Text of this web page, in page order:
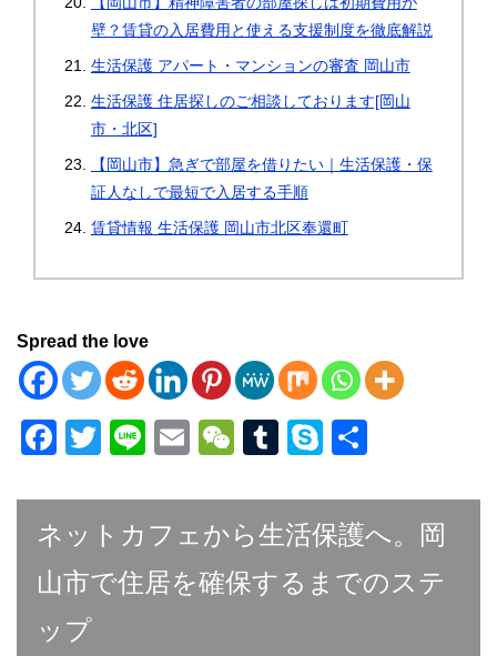
壁？賃貸の入居費用と使える支援制度を徹底解説
生活保護 アパート・マンションの審査 岡山市
生活保護 住居探しのご相談しております[岡山
市・北区]
【岡山市】急ぎで部屋を借りたい｜生活保護・保
証人なしで最短で入居する手順
賃貸情報 生活保護 岡山市北区奉還町
Spread the love
F
c
e
b
o
T
tt
er
Li
e
E
ail
W
C
h
at
T
m
bl
r
S
p
e
ネットカフェから生活保護へ。岡
山市で住居を確保するまでのステ
ップ